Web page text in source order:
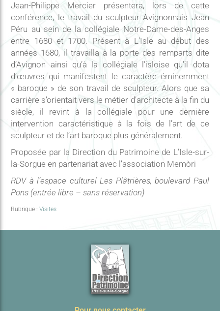
Jean-Philippe Mercier présentera, lors de cette
conférence, le travail du sculpteur Avignonnais Jean
Péru au sein de la collégiale Notre-Dame-des-Anges
entre 1680 et 1700. Présent à L’Isle au début des
années 1680, il travailla à la porte des remparts dite
d’Avignon ainsi qu’à la collégiale l’isloise qu’il dota
d’œuvres qui manifestent le caractère éminemment
« baroque » de son travail de sculpteur. Alors que sa
carrière s’orientait vers le métier d’architecte à la fin du
siècle, il revint à la collégiale pour une dernière
intervention caractéristique à la fois de l’art de ce
sculpteur et de l’art baroque plus généralement.
Proposée par la Direction du Patrimoine de L’Isle-sur-
la-Sorgue en partenariat avec l’association Memòri
RDV à l’espace culturel Les Plâtrières, boulevard Paul
Pons (entrée libre – sans réservation)
Rubrique :Visites